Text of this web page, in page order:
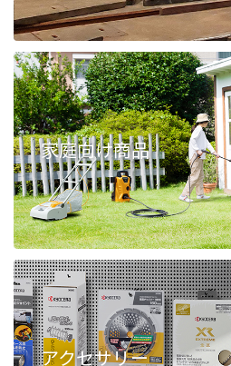
家庭向け商品
アクセサリー